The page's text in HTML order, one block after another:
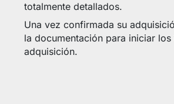
totalmente detallados.
Una vez confirmada su
la documentación para iniciar
adquisición.